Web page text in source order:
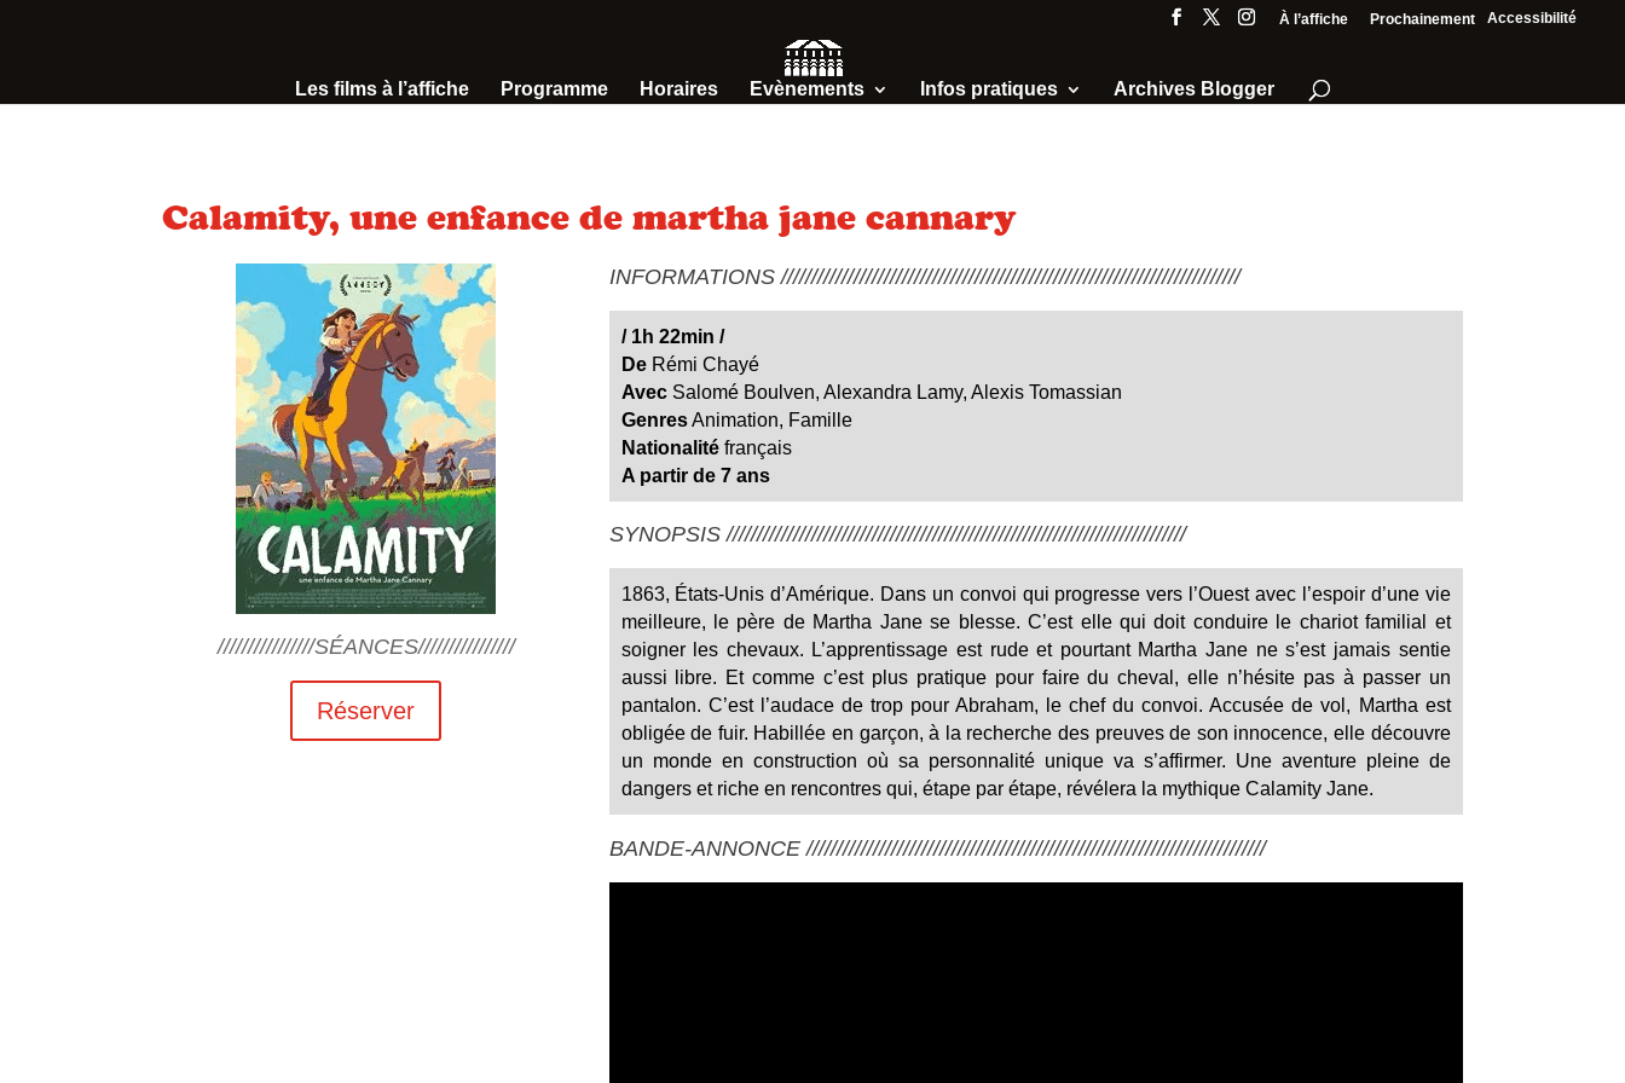
Accessibilité
À l’affiche Prochainement
Les films à l’affiche Programme Horaires Evènements Infos pratiques Archives Blogger
Calamity, une enfance de martha jane cannary
////////////////SÉANCES////////////////
Réserver
INFORMATIONS ////////////////////////////////////////////////////////////////////////////
/1h 22min /
DeRémi Chayé
AvecSalomé Boulven, Alexandra Lamy, Alexis Tomassian
Genres Animation, Famille
Nationalitéfrançais
A partir de 7 ans
SYNOPSIS ////////////////////////////////////////////////////////////////////////////
1863, États-Unis d’Amérique. Dans un convoi qui progresse vers l’Ouest avec l’espoir d’une vie
meilleure, le père de Martha Jane se blesse. C’est elle qui doit conduire le chariot familial et
soigner les chevaux. L’apprentissage est rude et pourtant Martha Jane ne s’est jamais sentie
aussi libre. Et comme c’est plus pratique pour faire du cheval, elle n’hésite pas à passer un
pantalon. C’est l’audace de trop pour Abraham, le chef du convoi. Accusée de vol, Martha est
obligée de fuir. Habillée en garçon, à la recherche des preuves de son innocence, elle découvre
un monde en construction où sa personnalité unique va s’affirmer. Une aventure pleine de
dangers et riche en rencontres qui, étape par étape, révélera la mythique Calamity Jane.
BANDE-ANNONCE ////////////////////////////////////////////////////////////////////////////